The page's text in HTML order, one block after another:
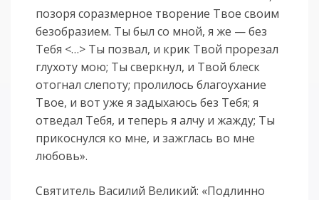
позоря соразмерное творение Твое своим
безобразием. Ты был со мной, я же — без
Тебя <…> Ты позвал, и крик Твой прорезал
глухоту мою; Ты сверкнул, и Твой блеск
отогнал слепоту; пролилось благоухание
Твое, и вот уже я задыхаюсь без Тебя; я
отведал Тебя, и теперь я алчу и жажду; Ты
прикоснулся ко мне, и зажглась во мне
любовь».
Святитель Василий Великий: «Подлинно